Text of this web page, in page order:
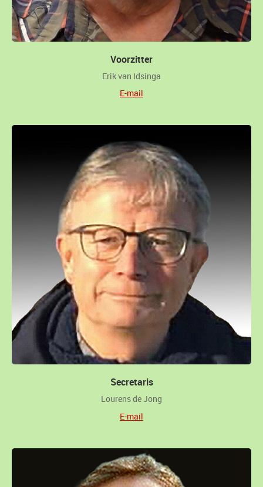
Voorzitter
Erik van Idsinga
E-mail
Secretaris
Lourens de Jong
E-mail